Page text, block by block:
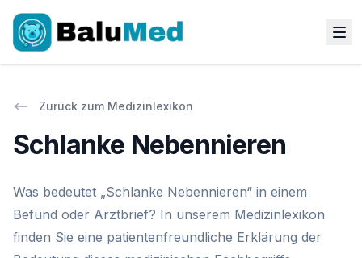
Zurück zum Medizinlexikon
Schlanke Nebennieren
Was bedeutet „Schlanke Nebennieren“ in einem
Befund oder Arztbrief? In unserem Medizinlexikon
finden Sie eine patientenfreundliche Erklärung der